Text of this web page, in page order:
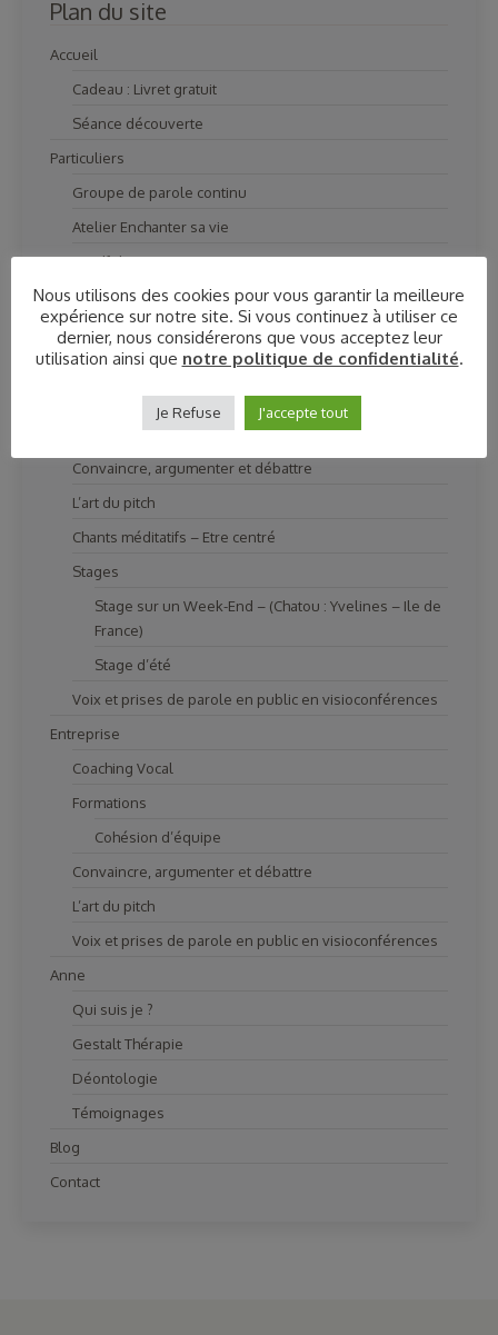
Plan du site
Accueil
Cadeau : Livret gratuit
Séance découverte
Particuliers
Groupe de parole continu
Atelier Enchanter sa vie
Mindfulness
Bilan audio
Coach vocal
Coaching Vocal
Life coaching
Gestalt thérapie
Convaincre, argumenter et débattre
L’art du pitch
Chants méditatifs – Etre centré
Stages
Stage sur un Week-End – (Chatou : Yvelines – Ile de
France)
Stage d’été
Voix et prises de parole en public en visioconférences
Entreprise
Coaching Vocal
Formations
Cohésion d’équipe
Convaincre, argumenter et débattre
L’art du pitch
Voix et prises de parole en public en visioconférences
Anne
Qui suis je ?
Gestalt Thérapie
Déontologie
Témoignages
Blog
Contact
Nous utilisons des cookies pour vous garantir la meilleure
expérience sur notre site. Si vous continuez à utiliser ce
dernier, nous considérerons que vous acceptez leur
utilisation ainsi que notre politique de confidentialité.
Je Refuse J'accepte tout